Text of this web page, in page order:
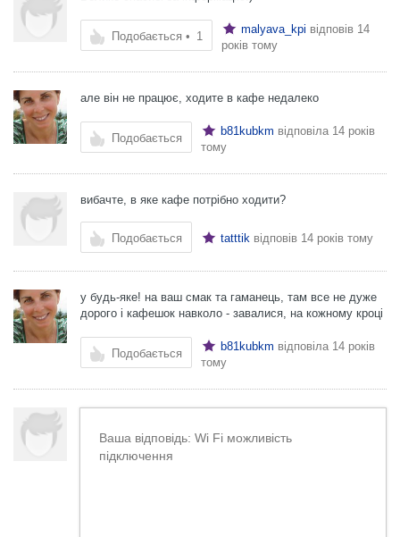
Подобається • 1
malyava_kpi відповів 14
років тому
але він не працює, ходите в кафе недалеко
Подобається
b81kubkm відповіла 14 років
тому
вибачте, в яке кафе потрібно ходити?
Подобається tatttik відповів 14 років тому
у будь-яке! на ваш смак та гаманець, там все не дуже
дорого і кафешок навколо - завалися, на кожному кроці
Подобається
b81kubkm відповіла 14 років
тому